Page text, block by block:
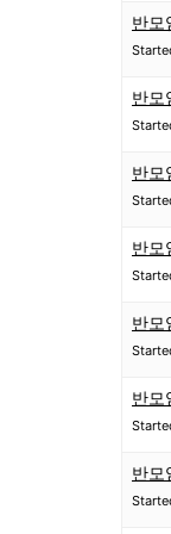
반
반
반
반
반
반모
반